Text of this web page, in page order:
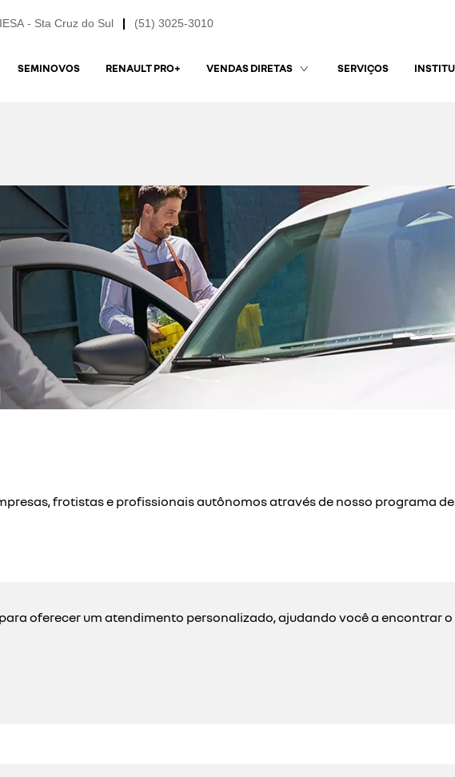
(51) 3025-3010
- Sta Cruz do Sul
SEMINOVOS RENAULT PRO+ VENDAS DIRETAS SERVIÇOS
frotistas e profissionais autônomos através de nosso programa
oferecer um atendimento personalizado, ajudando você a encontrar